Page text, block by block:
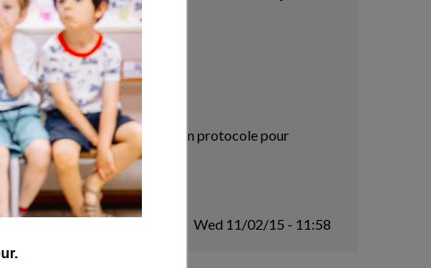
de bourgeons à fleur.
scientifique à la question, un protocole pour
Wed 11/02/15 - 11:58